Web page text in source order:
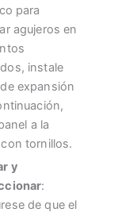
para
agujeros en
instale
expansión
a la
tornillos.
y
:
de que el